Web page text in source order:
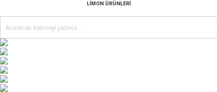
LIMON ÜRÜNLERI